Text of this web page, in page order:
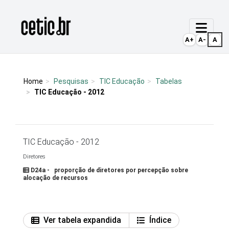
Página inicial
Home Pesquisas TIC Educação
Tabelas
TIC Educação - 2012
TIC Educação - 2012
Diretores
D24a - proporção de diretores por percepção sobre
alocação de recursos
Ver tabela expandida Índice
A+ A- A